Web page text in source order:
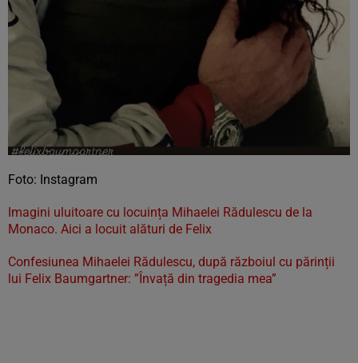
Foto: Instagram
Imagini uluitoare cu locuința Mihaelei Rădulescu de la
Monaco. Aici a locuit alături de Felix
Confesiunea Mihaelei Rădulescu, după războiul cu părinții
lui Felix Baumgartner: ”Învață din tragedia mea”